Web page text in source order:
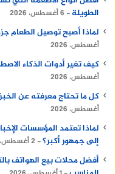
الطويلة
6 أغسطس، 2026
لماذا أصبح توصيل الطعام
أغسطس، 2026
كيف تغير أدوات الذكاء
أغسطس، 2026
كل ما تحتاج معرفته عن
أغسطس، 2026
إلى جمهور أكبر؟ 2 أغسطس، 2026
أفضل محلات بيع الهواتف